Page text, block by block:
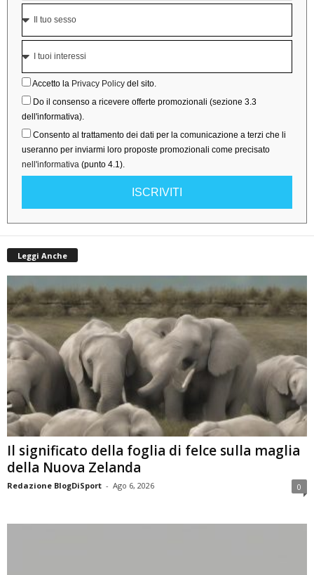
Accetto la Privacy Policy del sito.
Do il consenso a ricevere offerte promozionali (sezione 3.3
dell'informativa).
Consento al trattamento dei dati per la comunicazione a terzi che li
useranno per inviarmi loro proposte promozionali come precisato
nell'informativa (punto 4.1).
ISCRIVITI
Leggi Anche
Il significato della foglia di felce sulla maglia
della Nuova Zelanda
Redazione BlogDiSport - Ago 6, 2026 0